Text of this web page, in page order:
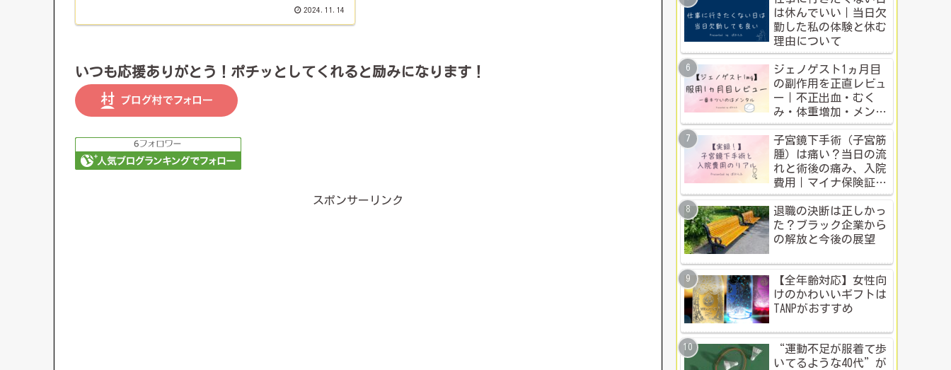
2024.11.14
いつも応援ありがとう！ポチッとしてくれると励みになります！
スポンサーリンク
は休んでいい｜当日欠
勤した私の体験と休む
理由について
ジェノゲスト1ヵ月目
の副作用を正直レビュ
ー｜不正出血・むく
み・体重増加・メンタ
ル変化まで【体験談】
子宮鏡下手術（子宮筋
腫）は痛い？当日の流
れと術後の痛み、入院
費用｜マイナ保険証・
公的制度で乗り切った
入院体験記全公開
退職の決断は正しかっ
た？ブラック企業から
の解放と今後の展望
【全年齢対応】女性向
けのかわいいギフトは
TANPがおすすめ
“運動不足が服着て歩
いてるような40代”が